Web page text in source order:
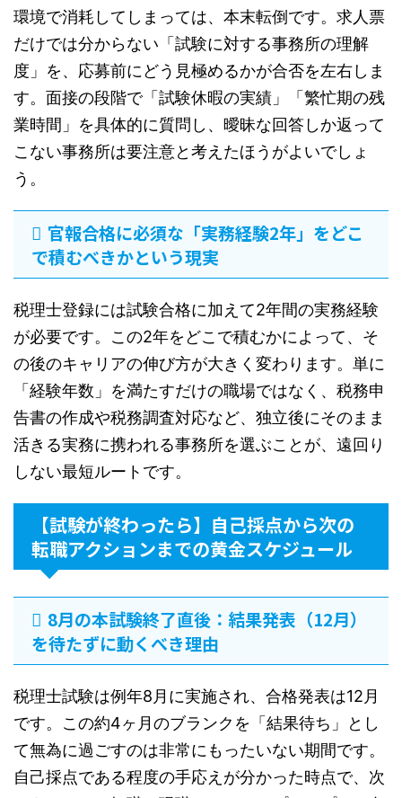
環境で消耗してしまっては、本末転倒です。求人票
だけでは分からない「試験に対する事務所の理解
度」を、応募前にどう見極めるかが合否を左右しま
す。面接の段階で「試験休暇の実績」「繁忙期の残
業時間」を具体的に質問し、曖昧な回答しか返って
こない事務所は要注意と考えたほうがよいでしょ
う。
官報合格に必須な「実務経験2年」をどこ
で積むべきかという現実
税理士登録には試験合格に加えて2年間の実務経験
が必要です。この2年をどこで積むかによって、そ
の後のキャリアの伸び方が大きく変わります。単に
「経験年数」を満たすだけの職場ではなく、税務申
告書の作成や税務調査対応など、独立後にそのまま
活きる実務に携われる事務所を選ぶことが、遠回り
しない最短ルートです。
【試験が終わったら】自己採点から次の
転職アクションまでの黄金スケジュール
8月の本試験終了直後：結果発表（12月）
を待たずに動くべき理由
税理士試験は例年8月に実施され、合格発表は12月
です。この約4ヶ月のブランクを「結果待ち」とし
て無為に過ごすのは非常にもったいない期間です。
自己採点である程度の手応えが分かった時点で、次